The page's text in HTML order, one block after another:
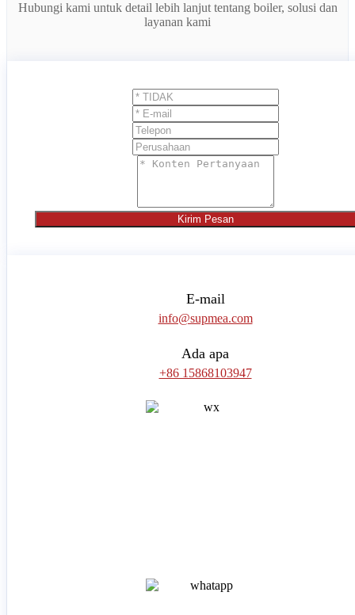
Hubungi kami untuk detail lebih lanjut tentang boiler, solusi dan
layanan kami
Kirim Pesan
E-mail
info@supmea.com
Ada apa
+86 15868103947